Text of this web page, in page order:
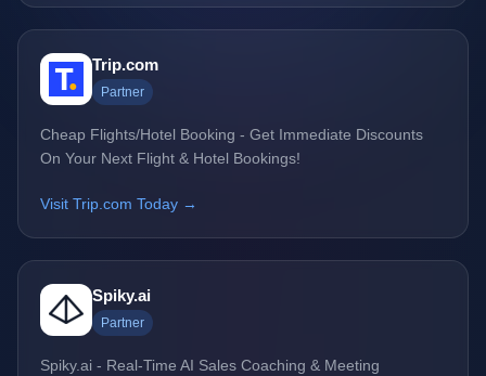
Trip.com
Partner
Cheap Flights/Hotel Booking - Get Immediate Discounts
On Your Next Flight & Hotel Bookings!
Visit Trip.com Today →
Spiky.ai
Partner
Spiky.ai - Real-Time AI Sales Coaching & Meeting